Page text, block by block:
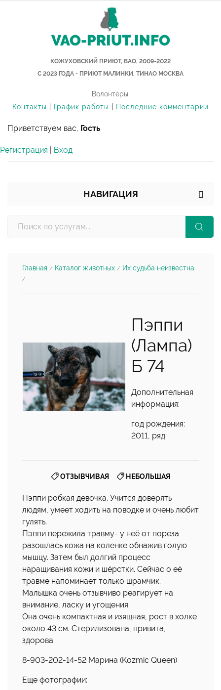
VAO-PRIUT.INFO
КОЖУХОВСКИЙ ПРИЮТ, ВАО, 2009-2022
С 2023 ГОДА - ПРИЮТ МАЛИНКИ, ТИНАО МОСКВА
Волонтёры:
Контакты
График работы Последние комментарии
Приветствуем вас, Гость
Регистрация Вход
НАВИГАЦИЯ
Главная / Каталог животных / Их судьба неизвестна
/
Пэппи
(Лампа)
Б 74
Дополнительная
информация:
год рождения:
2011, ряд:
ОТЗЫВЧИВАЯ, НЕБОЛЬШАЯ
Пэппи робкая девочка. Учится доверять
людям, умеет ходить на поводке и очень любит
гулять.
Пэппи пережила травму- у неё от пореза
разошлась кожа на коленке обнажив голую
мышцу. Затем был долгий процесс
наращивания кожи и шёрстки. Сейчас о её
травме напоминает только шрамчик.
Малышка очень отзывчиво реагирует на
внимание, ласку и угощения.
Она очень компактная и изящная, рост в холке
около 43 см. Стерилизована, привита,
здорова.
8-903-202-14-52 Марина (Kozmic Queen)
Еще фотографии: